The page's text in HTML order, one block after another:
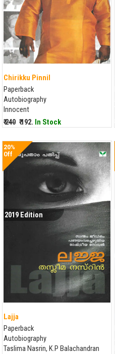
Chirikku Pinnil
Paperback
Autobiography
Innocent
₹ 240 ₹ 192. In Stock
20%
Off
2019 Edition
Lajja
Paperback
Autobiography
Taslima Nasrin, K.P Balachandran